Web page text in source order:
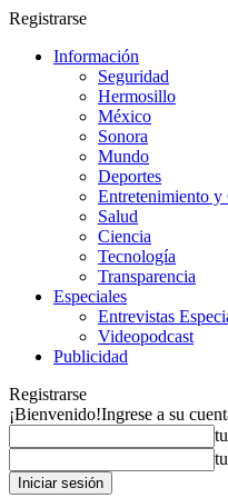
Registrarse
Información
Seguridad
Hermosillo
México
Sonora
Mundo
Deportes
Entretenimiento y
Salud
Ciencia
Tecnología
Transparencia
Especiales
Entrevistas
Videopodcast
Publicidad
Registrarse
¡Bienvenido!Ingrese a su